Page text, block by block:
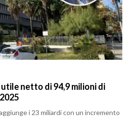
netto di 94,9 milioni di
i 23 miliardi con un incremento